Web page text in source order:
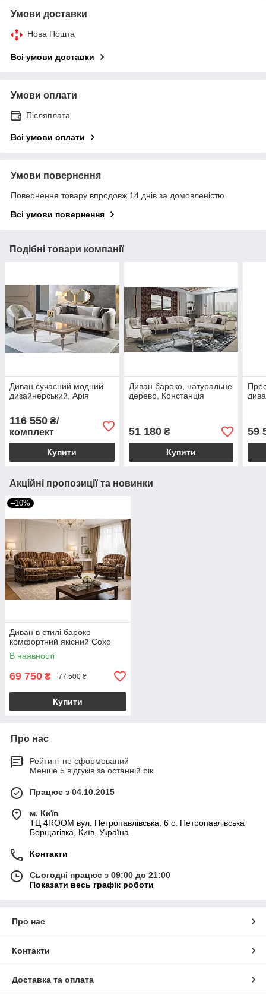
Умови доставки
Нова Пошта
Всі умови доставки
Умови оплати
Післяплата
Всі умови оплати
Умови повернення
Повернення товару впродовж 14 днів за домовленістю
Всі умови повернення
Подібні товари компанії
Диван сучасний модний
дизайнерський, Арія
116 550 ₴/
комплект
Купити
Диван бароко, натуральне
дерево, Констанція
51 180₴
Купити
59
Акційні пропозиції та новинки
–10%
Диван в стилі бароко
комфортний якісний Сохо
В наявності
69 750 ₴ 77 500 ₴
Купити
Про нас
Рейтинг не сформований
Менше 5 відгуків за останній рік
Працює з 04.10.2015
м. Київ
ТЦ 4ROOM вул. Петропавлівська, 6 с. Петропавлівська
Борщагівка, Київ, Україна
Контакти
Сьогодні працює з 09:00 до 21:00
Показати весь графік роботи
Про нас
Контакти
Доставка та оплата